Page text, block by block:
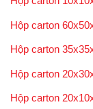
Hộp carton
Hộp carton
Hộp carton
Hộp carton